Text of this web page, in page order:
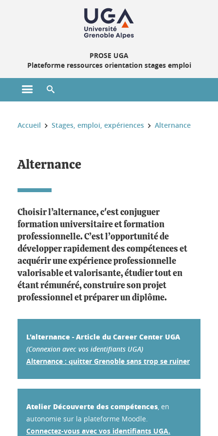
PROSE UGA
Plateforme ressources orientation stages emploi
Ouvrir le menu principal
Vous êtes ici :
Accueil Stages, emploi, expériences Alternance
Alternance
Choisir l’alternance, c'est conjuguer
formation universitaire et formation
professionnelle. C’est l’opportunité de
développer rapidement des compétences et
acquérir une expérience professionnelle
valorisable et valorisante, étudier tout en
étant rémunéré, construire son projet
professionnel et préparer un diplôme.
L'alternance - Article du Career Center UGA
(Connexion avec vos identifiants UGA)
Alternance : quitter Grenoble sans trop se ruiner
Atelier Découverte des compétences, en
autonomie sur la plateforme Moodle.
Connectez-vous avec vos identifiants UGA.